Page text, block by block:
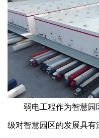
弱电工程作为智慧园
级对智慧园区的发展具